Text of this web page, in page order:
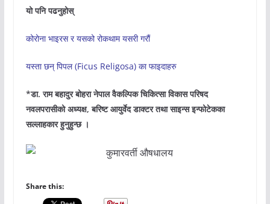
यो पनि पढनुहोस्
कोरोना भाइरस र यसको रोकथाम यसरी गरौं
यस्ता छन् पिपल (Ficus Religosa) का फाइदाहरु
*डा. राम बहादुर बोहरा नेपाल वैकल्पिक चिकित्सा विकास परिषद
नवलपरासीको अध्यक्ष, बरिष्ट आयुर्वेद डाक्टर तथा साइन्स इन्फोटेकका
सल्लाहकार हुनुहुन्छ ।
Share this: